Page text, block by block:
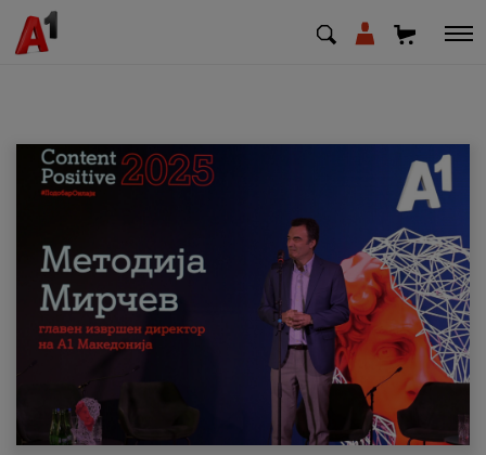
МК EN
Приватни Деловни
Поддршка
Надополни кредит